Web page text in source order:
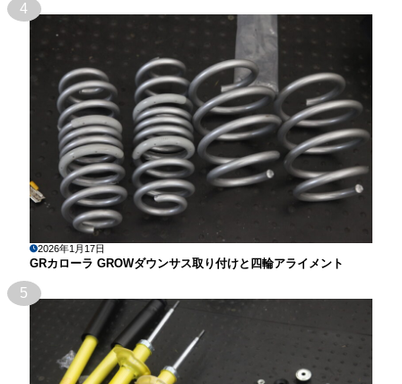
4
2026年1月17日
GRカローラ GROWダウンサス取り付けと四輪アライメント
5